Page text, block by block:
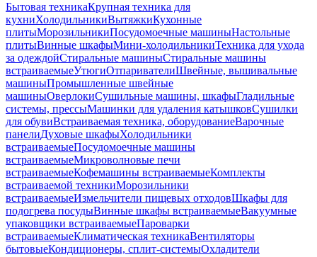
Бытовая техникаКрупная техника для
кухниХолодильникиВытяжкиКухонные
плитыМорозильникиПосудомоечные машиныНастольные
плитыВинные шкафыМини-холодильникиТехника для ухода
за одеждойСтиральные машиныСтиральные машины
встраиваемыеУтюгиОтпаривателиШвейные, вышивальные
машиныПромышленные швейные
машиныОверлокиСушильные машины, шкафыГладильные
системы, прессыМашинки для удаления катышковСушилки
для обувиВстраиваемая техника, оборудованиеВарочные
панелиДуховые шкафыХолодильники
встраиваемыеПосудомоечные машины
встраиваемыеМикроволновые печи
встраиваемыеКофемашины встраиваемыеКомплекты
встраиваемой техникиМорозильники
встраиваемыеИзмельчители пищевых отходовШкафы для
подогрева посудыВинные шкафы встраиваемыеВакуумные
упаковщики встраиваемыеПароварки
встраиваемыеКлиматическая техникаВентиляторы
бытовыеКондиционеры, сплит-системыОхладители